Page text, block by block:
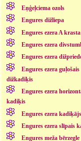
Eņģeļciema ozols
Engures dižliepa
Engures ezera A
Engures ezera
Engures ezera
Engures ezera guļošais
dižkadiķis
Engures ezera
kadiķis
Engures ezera kadiķājs
Engures ezera slīpais
Engures meža bērzegle